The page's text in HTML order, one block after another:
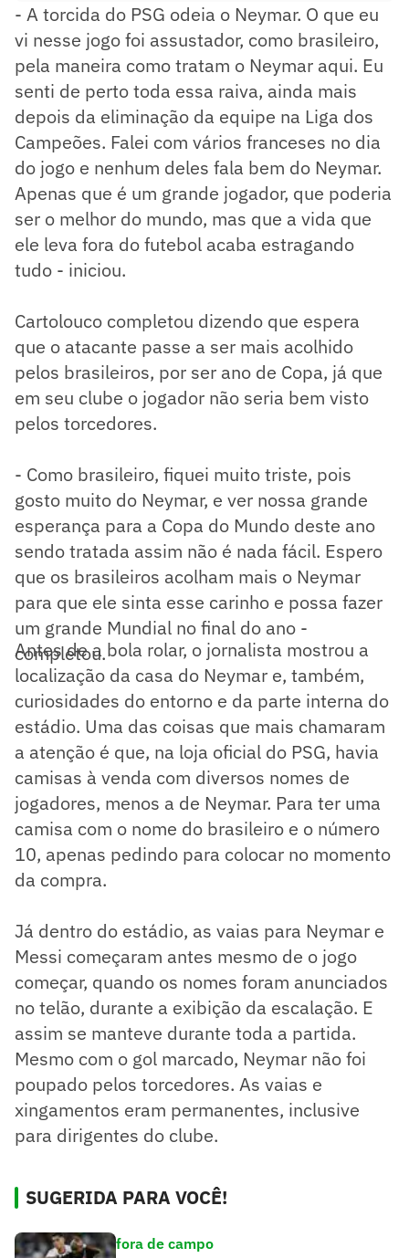
- A torcida do PSG odeia o Neymar. O que eu
vi nesse jogo foi assustador, como brasileiro,
pela maneira como tratam o Neymar aqui. Eu
senti de perto toda essa raiva, ainda mais
depois da eliminação da equipe na Liga dos
Campeões. Falei com vários franceses no dia
do jogo e nenhum deles fala bem do Neymar.
Apenas que é um grande jogador, que poderia
ser o melhor do mundo, mas que a vida que
ele leva fora do futebol acaba estragando
tudo - iniciou.
Cartolouco completou dizendo que espera
que o atacante passe a ser mais acolhido
pelos brasileiros, por ser ano de Copa, já que
em seu clube o jogador não seria bem visto
pelos torcedores.
- Como brasileiro, fiquei muito triste, pois
gosto muito do Neymar, e ver nossa grande
esperança para a Copa do Mundo deste ano
sendo tratada assim não é nada fácil. Espero
que os brasileiros acolham mais o Neymar
para que ele sinta esse carinho e possa fazer
um grande Mundial no final do ano -
completou.
Antes de a bola rolar, o jornalista mostrou a
localização da casa do Neymar e, também,
curiosidades do entorno e da parte interna do
estádio. Uma das coisas que mais chamaram
a atenção é que, na loja oficial do PSG, havia
camisas à venda com diversos nomes de
jogadores, menos a de Neymar. Para ter uma
camisa com o nome do brasileiro e o número
10, apenas pedindo para colocar no momento
da compra.
Já dentro do estádio, as vaias para Neymar e
Messi começaram antes mesmo de o jogo
começar, quando os nomes foram anunciados
no telão, durante a exibição da escalação. E
assim se manteve durante toda a partida.
Mesmo com o gol marcado, Neymar não foi
poupado pelos torcedores. As vaias e
xingamentos eram permanentes, inclusive
para dirigentes do clube.
SUGERIDA PARA VOCÊ!
fora de campo